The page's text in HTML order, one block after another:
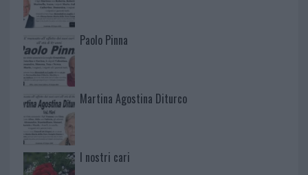
Paolo Pinna
Martina Agostina Diturco
I nostri cari